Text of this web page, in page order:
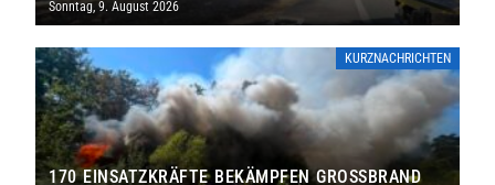
Sonntag, 9. August 2026
KURZNACHRICHTEN
170 EINSATZKRÄFTE BEKÄMPFEN GROSSBRAND B